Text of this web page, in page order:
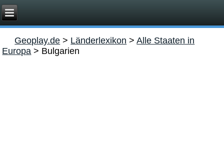
Geoplay.de > Länderlexikon >Alle Staaten in
Europa > Bulgarien